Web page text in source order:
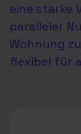
eine starke
paralleler
Wohnung
flexibel für